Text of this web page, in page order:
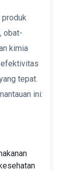
obat-
kimia
efektivitas
tepat.
ini: